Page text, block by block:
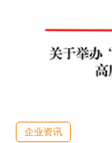
企业资讯